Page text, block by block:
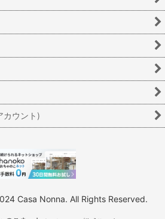
カウント)
Casa Nonna. All Rights Reserved.